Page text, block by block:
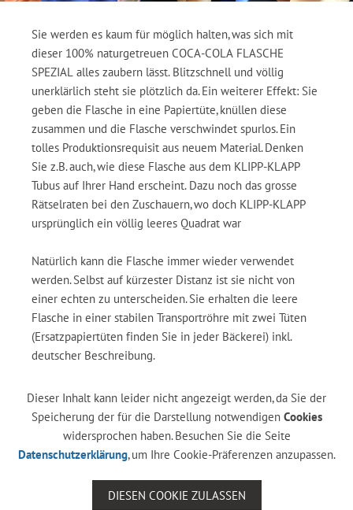
Sie werden es kaum für möglich halten, was sich mit
dieser 100% naturgetreuen COCA-COLA FLASCHE
SPEZIAL alles zaubern lässt. Blitzschnell und völlig
unerklärlich steht sie plötzlich da. Ein weiterer Effekt: Sie
geben die Flasche in eine Papiertüte, knüllen diese
zusammen und die Flasche verschwindet spurlos. Ein
tolles Produktionsrequisit aus neuem Material. Denken
Sie z.B. auch, wie diese Flasche aus dem KLIPP-KLAPP
Tubus auf Ihrer Hand erscheint. Dazu noch das grosse
Rätselraten bei den Zuschauern, wo doch KLIPP-KLAPP
ursprünglich ein völlig leeres Quadrat war
Natürlich kann die Flasche immer wieder verwendet
werden. Selbst auf kürzester Distanz ist sie nicht von
einer echten zu unterscheiden. Sie erhalten die leere
Flasche in einer stabilen Transportröhre mit zwei Tüten
(Ersatzpapiertüten finden Sie in jeder Bäckerei) inkl.
deutscher Beschreibung.
Dieser Inhalt kann leider nicht angezeigt werden, da Sie der
Speicherung der für die Darstellung notwendigen Cookies
widersprochen haben. Besuchen Sie die Seite
Datenschutzerklärung, um Ihre Cookie-Präferenzen anzupassen.
DIESEN COOKIE ZULASSEN